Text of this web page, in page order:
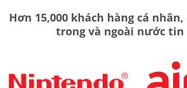
Hơn 15,000 khách hàng cá
trong và ngoài nước tin